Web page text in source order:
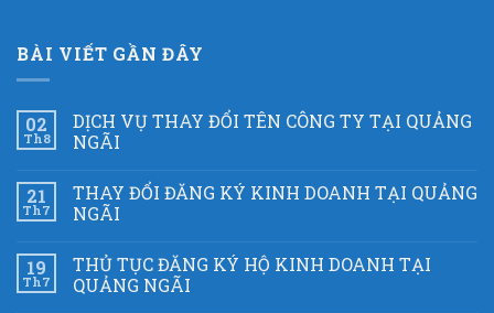
BÀI VIẾT GẦN ĐÂY
02
Th8
DỊCH VỤ THAY ĐỔI TÊN CÔNG TY TẠI QUẢNG
NGÃI
21
Th7
THAY ĐỔI ĐĂNG KÝ KINH DOANH TẠI QUẢNG
NGÃI
19
Th7
THỦ TỤC ĐĂNG KÝ HỘ KINH DOANH TẠI
QUẢNG NGÃI